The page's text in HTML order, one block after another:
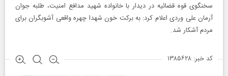
سخنگوی قوه قضائیه در دیدار با خانواده شهید مدافع امنیت، طلبه جوان
آرمان علی وردی اعلام کرد: به برکت خون شهدا چهره واقعی آشوبگران برای
مردم آشکار شد.
کد خبر: ۱۳۸۵۶۲۸